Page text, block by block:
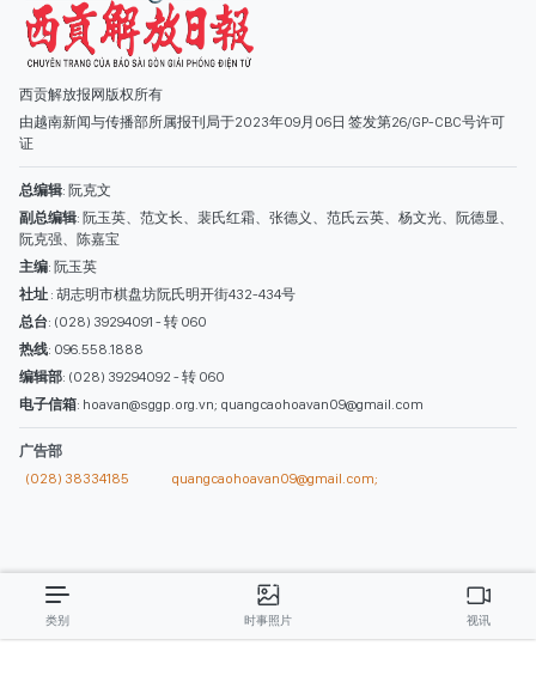
西贡解放报网版权所有
由越南新闻与传播部所属报刊局于2023年09月06日 签发第26/GP-CBC号许可
证
总编辑
副总编辑: 阮玉英、范文长、裴氏红霜、张德义、范氏云英、杨文光、阮德显、
总台: (028) 39294091 - 转 060
热线: 096.558.1888
编辑部: (028) 39294092 - 转 060